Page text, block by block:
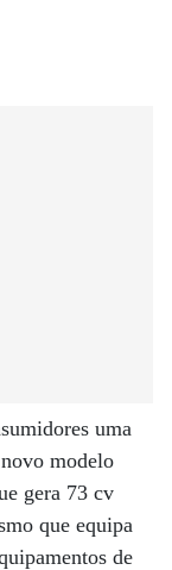
uma
modelo
gera 73 cv
que equipa
de